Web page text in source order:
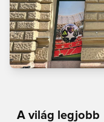
A világ legjobb